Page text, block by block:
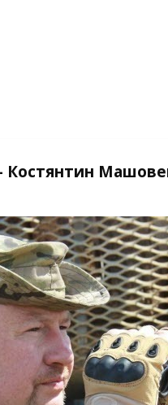
- Костянтин